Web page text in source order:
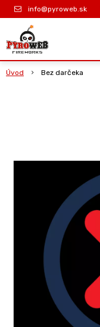
info@pyroweb.sk
Úvod Bez darčeka